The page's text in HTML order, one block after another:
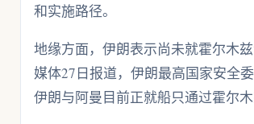
和实施路径。
地缘方面，伊朗表示尚未就霍尔木
媒体27日报道，伊朗最高国家安全
伊朗与阿曼目前正就船只通过霍尔